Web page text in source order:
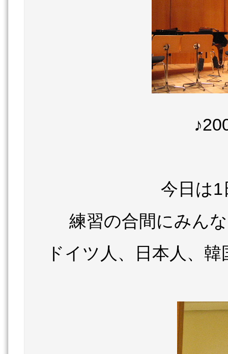
今日は
練習の合間にみん
ドイツ人、日本人、